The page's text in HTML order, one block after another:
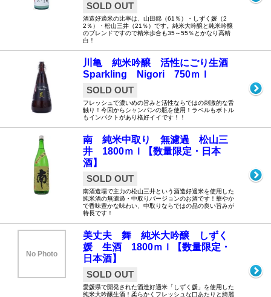
SOLD OUT
酒造好適米の比率は、山田錦（61％）・しずく媛（2
2％）・松山三井（21％）です。純米大吟醸と純米吟醸
のブレンドですので精米歩合も35～55％とかなり高精
白！
川亀 純米吟醸 活性にごり生酒
Sparkling Nigori 750ｍｌ
SOLD OUT
フレッシュで濃いめの旨みと活性ならではの刺激的な舌
触り！今回からシャンパンの瓶を使用！ラベルもボトル
もインパクトがあり格好イイです！！
南 純米中取り 無濾過 松山三
井 1800ｍｌ【数量限定・日本
酒】
SOLD OUT
南酒造場で主力の松山三井という酒造好適米を使用した
純米酒の無濾過・中取りバージョンのお酒です！華やか
で香味豊かな味わい、中取りならではの品の良い旨みが
特長です！
No Photo
美丈夫 舞 純米大吟醸 しずく
媛 生酒 1800ｍｌ【数量限定・
日本酒】
SOLD OUT
愛媛県で開発された酒造好適米「しずく媛」を使用した
純米大吟醸生酒！柔らかくフレッシュな口あたりと綺麗